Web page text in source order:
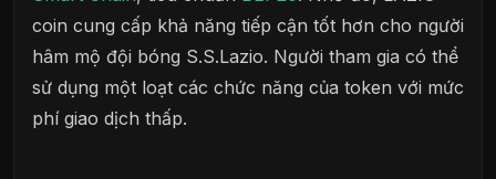
coin cung cấp khả năng tiếp cận tốt hơn cho người
hâm mộ đội bóng S.S.Lazio. Người tham gia có thể
sử dụng một loạt các chức năng của token với mức
phí giao dịch thấp.